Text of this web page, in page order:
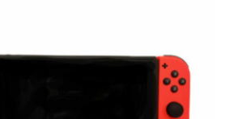
Nintendo Spielkonsole